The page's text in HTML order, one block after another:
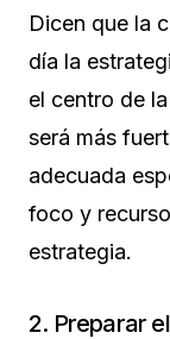
Dicen que la
día la
el centro de
será más
adecuada
foco y
estrategia.
2. Preparar